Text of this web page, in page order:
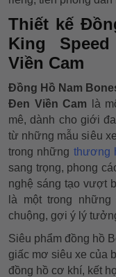
Thiết kế
King
Viền Cam
Đồng Hồ Nam
Đen Viền Cam là
mê, dành cho giới
từ những mẫu siêu
trong những thương
sang trọng, phong
nghệ sáng tạo vượt
là một trong
chuộng, gợi ý lý
Siêu phẩm đồng hồ
giấc mơ siêu xe của
đồng hồ cơ khí, kết